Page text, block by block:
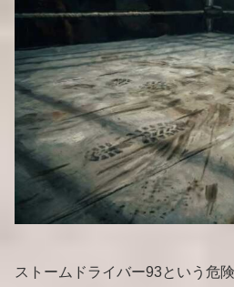
ストームドライバー93という危